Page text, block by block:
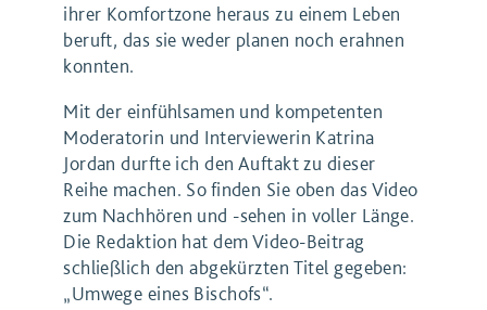
ihrer Kom­fort­zo­ne her­aus zu einem Leben
beruft, das sie weder pla­nen noch erah­nen
konnten.
Mit der einfühlsamen und kompetenten
Moderatorin und Interviewerin Katrina
Jordan durfte ich den Auftakt zu dieser
Reihe machen. So finden Sie oben das Video
zum Nachhören und -sehen in voller Länge.
Die Redaktion hat dem Video-Beitrag
schließlich den abgekürzten Titel gegeben:
„Umwege eines Bischofs“.